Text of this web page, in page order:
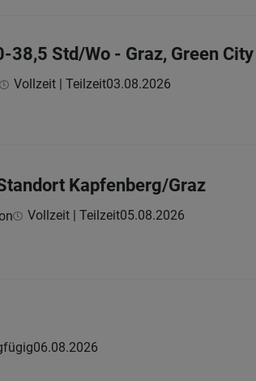
Std/Wo - Graz, Green City
Vollzeit | Teilzeit03.08.2026
Kapfenberg/Graz
Vollzeit | Teilzeit05.08.2026
06.08.2026